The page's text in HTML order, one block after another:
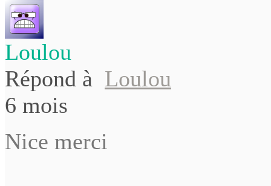
Loulou
Répond à Loulou
6 mois
Nice merci